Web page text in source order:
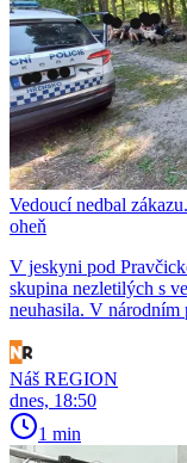
Vedoucí nedbal
oheň
V jeskyni pod
skupina nezletilých s
neuhasila. V
Náš REGION
dnes, 18:50
1 min